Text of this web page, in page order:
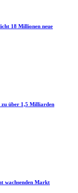
18 Millionen neue
über 1,5 Milliarden
wachsenden Markt